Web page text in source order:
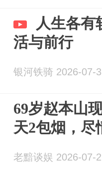
人生各有
活与前行
银河铁骑 2026-07-
69岁赵本山
天2包烟，尽
老黯谈娱 2026-07-